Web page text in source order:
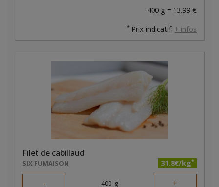
400 g = 13.99 €
* Prix indicatif. + infos
Filet de cabillaud
SIX FUMAISON 31.8€/kg*
- 400 g +